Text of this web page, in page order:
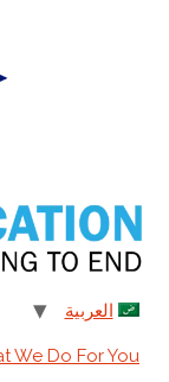
العربية
We Do For You